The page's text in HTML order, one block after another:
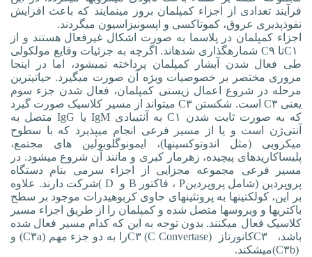
فرآیند تعدادی از اجزاء کمپلمان بروز می‏نمایند که باعث افزایش
نفوذپذیری عروق، کموتاکسی و اپسونیزاسیون می‏گردند.
اجزاء کمپلمان در پلاسما به صورت اشکال غیرفعال هستند و از
C۱تا C۹ شماره‏گذاری شده‏اند. اگرچه به جزئیات وقایع مولکولی
طی فعال شدن آبشار کمپلمان پرداخته نمی‏شود، اما در اینجا
مروری مختصر بر خصوصیات ویژه آن صورت می‏گیرد. حیاتی‏ترین
مرحله در شروع اعمال زیستی کمپلمان، فعال شدن جزء سوم
یعنی C۳ است. شکستن C۳ می‏تواند از مسیر کلاسیک صورت گیرد
که به صورت ثابت شدن C۱ به آنتی‏بادی IgM یا IgG متصل به
آنتی‏ژن است و یا از مسیر فرعی انجام می‏پذیرد که با سطوح
میکروبی )مثل اندوتوکسین‏ها(، ایمونوگلوبولین های مجتمع،
پلی‏ساکاریدهای پیچیده، زهرمار کبری و مانند آن شروع می‏شود. در
مسیر فرعی مجموعه مجزایی از اجزاء سرمی بنام دستگاه
پروپردین (شامل پروپردینP ، فاکتور B و ( Dشرکت دارند. علاوه
بر این، کولکتین‏ها به پروتئین‏های حاوی کربوهیدرات موجود بر سطح
باکتری‏ها و ویروس‏ها متصل شده و کمپلمان را از طریق اجزاء مسیر
کلاسیک فعال می‏کنند. بدون توجه به این که کدام مسیر فعال شده
باشد،
C۳کانورتاز C۳ (C Convertase)را به دو جزء مهم (C۳a) و
(C۳b)می‏شکند.